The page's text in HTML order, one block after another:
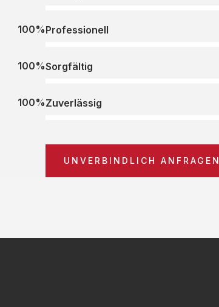
Professionell
100%
Sorgfältig
100%
Zuverlässig
100%
UNVERBINDLICH ANFRAGEN